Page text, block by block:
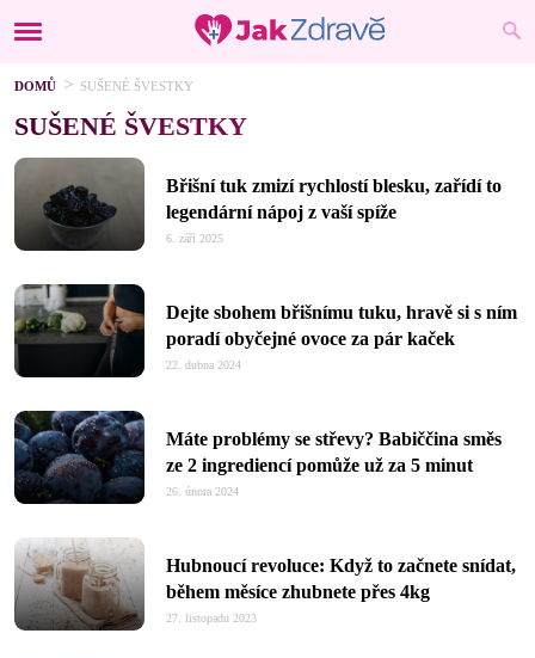
DOMŮ SUŠENÉ ŠVESTKY
SUŠENÉ ŠVESTKY
Břišní tuk zmizí rychlostí blesku, zařídí to
legendární nápoj z vaší spíže
6. září 2025
Dejte sbohem břišnímu tuku, hravě si s ním
poradí obyčejné ovoce za pár kaček
22. dubna 2024
Máte problémy se střevy? Babiččina směs
ze 2 ingrediencí pomůže už za 5 minut
26. února 2024
Hubnoucí revoluce: Když to začnete snídat,
během měsíce zhubnete přes 4kg
27. listopadu 2023